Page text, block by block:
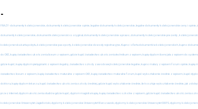
-
FRAZY - dokumenty kolekcjonerskie, dokumenty kolekcjonerskie opinie, legalne dokumenty kolekcjonerskie, legalne dokumenty kolekcjonerskie ceny i
dokumenty kolekcjonerskie, dokument kolekcjonerski vs oryginał, dokumenty kolekcjonerskie a prawo, dokumenty kolekcjonerskie prezenty ,
kolekcjonerska karta pobytu, kolekcjonerskie paszporty, kolekcjonerskie dowody rejestracyjne, Kupno i oferta dokumentów kolekcjonerskich, kupno
do CKE, kupię świadectwo ukończenia liceum z wpisem, gdzie kupić świadectwo ukończenia technikum z wpisem, kupię dyplom licencjata z wpisem do
gdzie kupić, kupię dyplom pielęgniarki z wpisem legalny, świadectwo szkoły zawodowej kolekcjonerskie legalne, kupno matury z wpisem forum opinie,
świadectwo liceum z wpisem, kupię świadectwo maturalne z wpisem CKE, kupię świadectwo maturalne forum, kupić wykształcenie średnie z wpisem, kupić
doktora, kupię dyplom lekarza, kupić świadectwo ukończenia szkoły średniej, gdzie kupić wykształcenie średnie, ile kosztuje wykształcenie średnie, jak
przez internet, dyplom ukończenia studiów gdzie kupić, dyplom magistra kupię, kupię świadectwo szkolne z wpisem, gdzie kupić świadectwo ukończenia
kolekcjonerskie Uniwersytet Jagielloński, dyplomy kolekcjonerskie Uniwersytet Warszawski, dyplomy kolekcjonerskie Uniwersytet SWPS, dyplomy